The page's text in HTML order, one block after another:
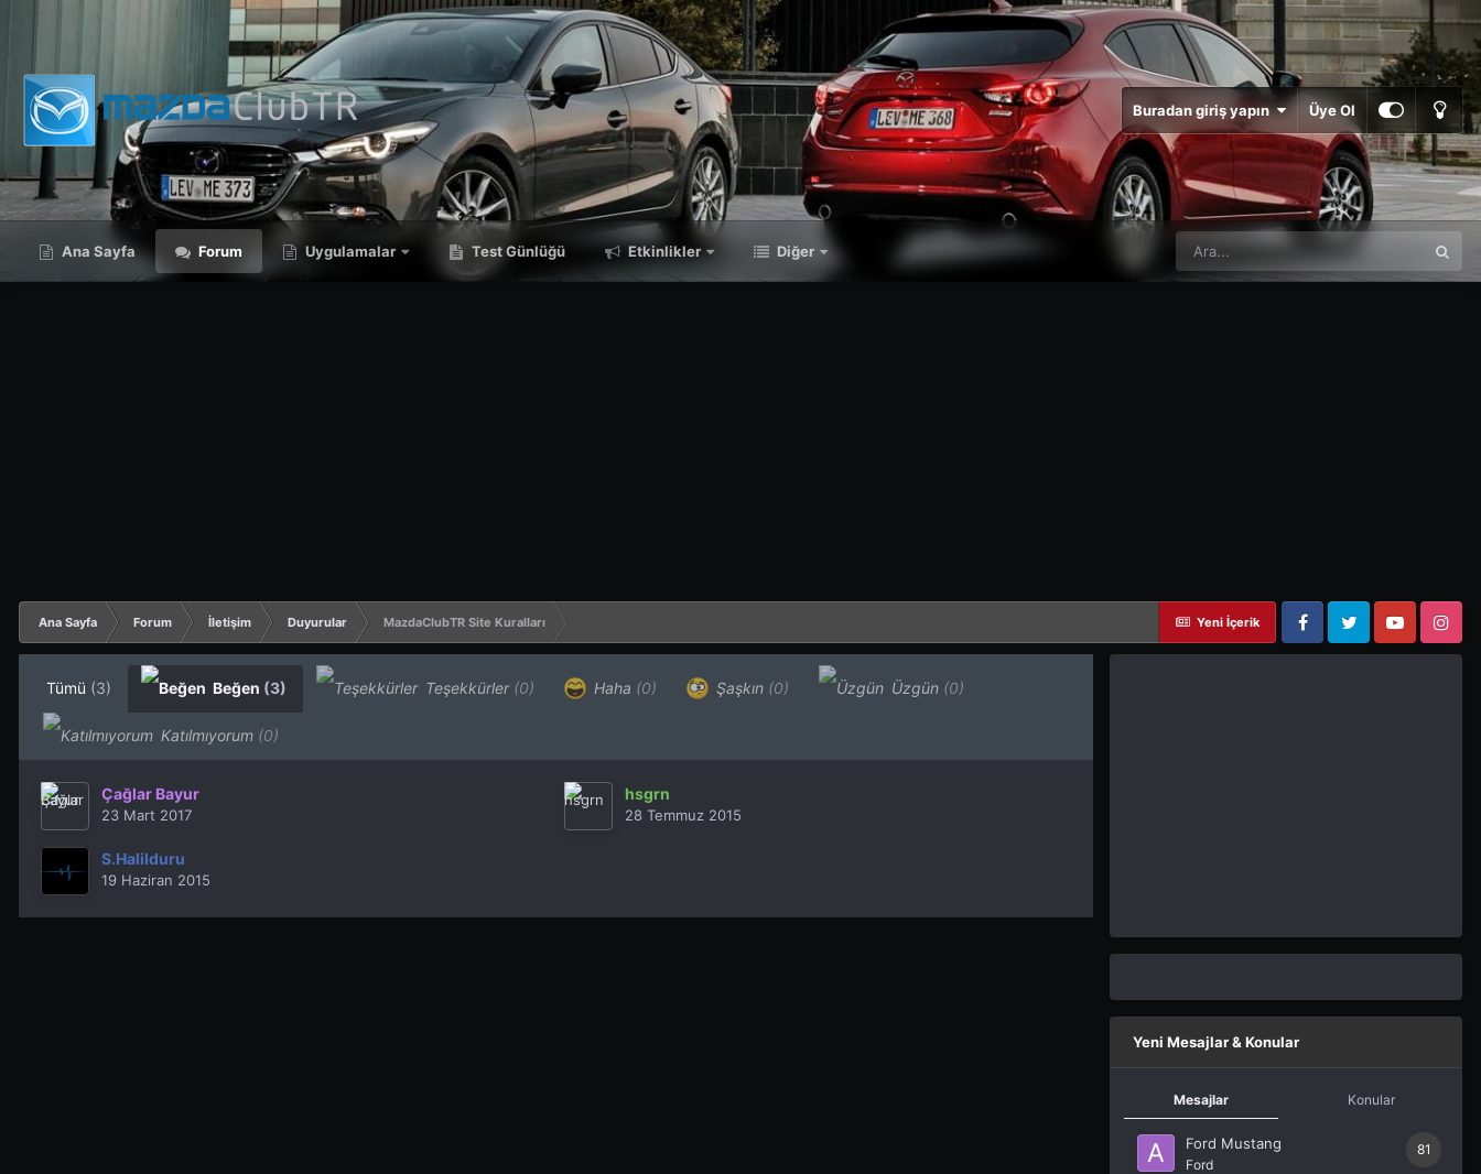
Buradan giriş yapın Üye Ol
Ana Sayfa Forum Uygulamalar Test Günlüğü Etkinlikler Diğer
Yeni İçerik
Ana Sayfa Forum İletişim Duyurular
MazdaClubTR Site Kuralları
FacebookTwitter YouTube Instagram
Tümü (3) Beğen (3) Teşekkürler (0) Haha (0) Şaşkın (0) Üzgün (0)
Katılmıyorum (0)
Çağlar Bayur
23 Mart 2017
hsgrn
28 Temmuz 2015
S.Halilduru
19 Haziran 2015
Yeni Mesajlar & Konular
Mesajlar Konular
81
Ford Mustang
Ford